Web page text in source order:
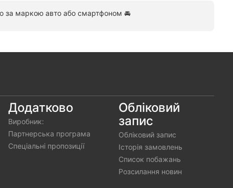
за маркою авто або смартфоном 🚘
Додатково
Виробник:
Партнерська програма
Спеціальні пропозиції
Обліковий
запис
Обліковий запис
Історія замовлень
Список побажань
Розсилання новин